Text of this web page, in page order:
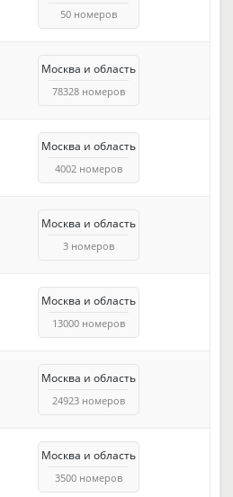
50 номеров
Москва и область
78328 номеров
Москва и область
4002 номеров
Москва и область
3 номеров
Москва и область
13000 номеров
Москва и область
24923 номеров
Москва и область
3500 номеров